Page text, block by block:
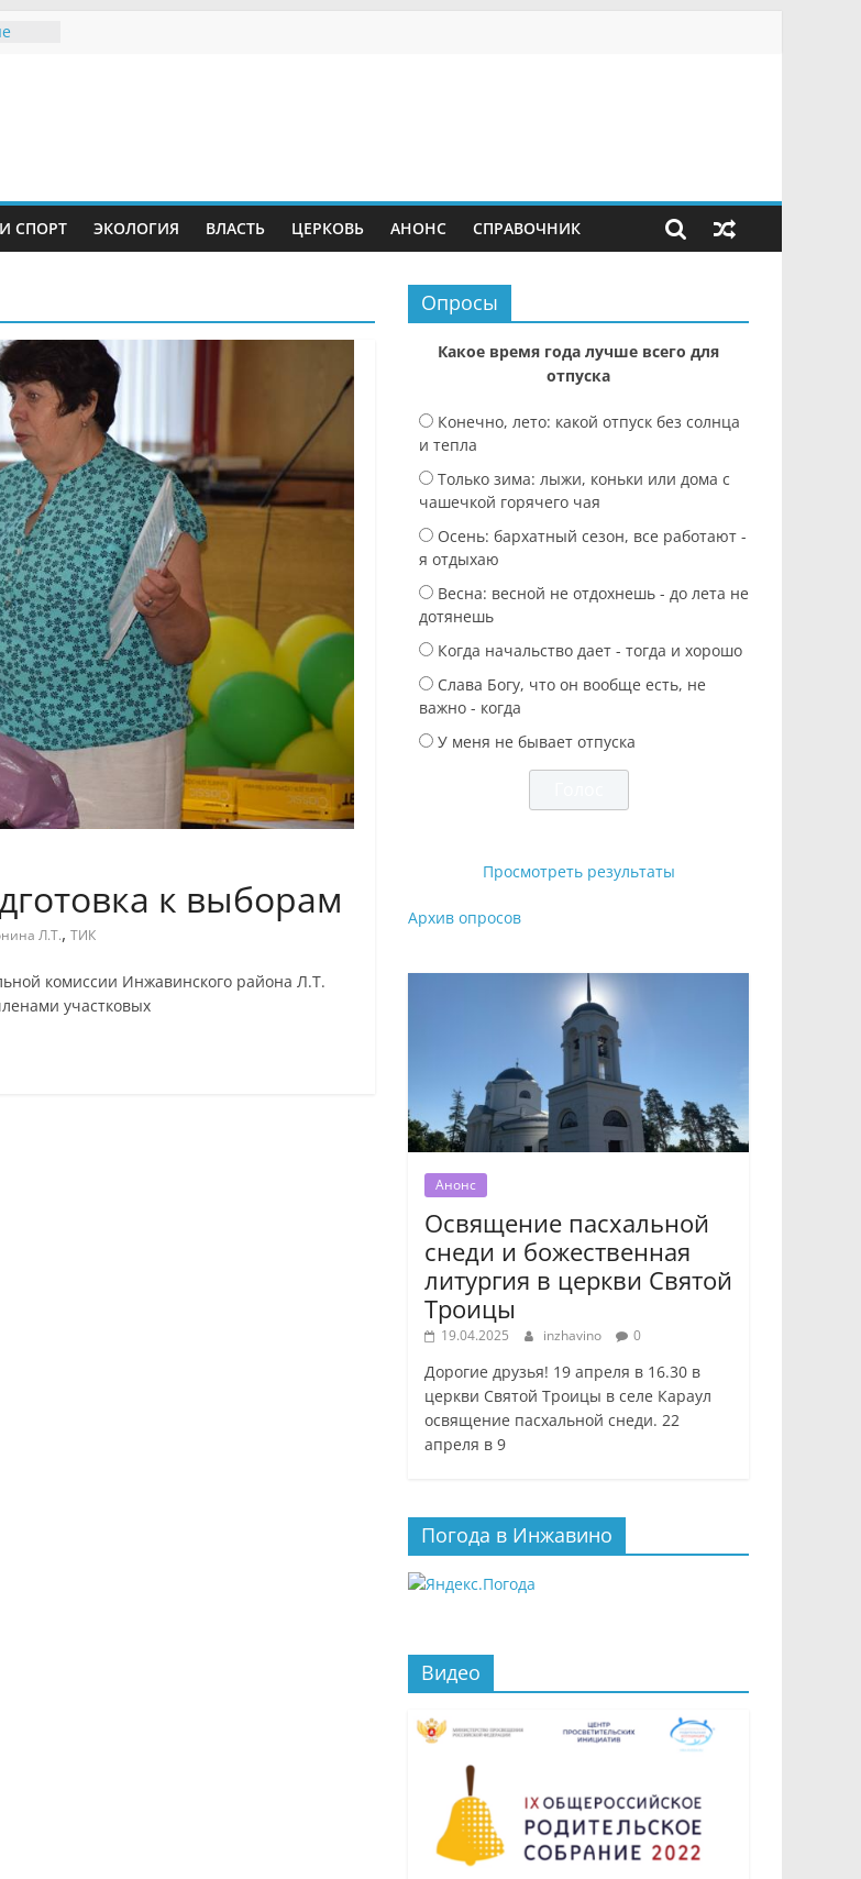
СПОРТ ЭКОЛОГИЯ ВЛАСТЬ ЦЕРКОВЬ АНОНС СПРАВОЧНИК
к выборам
Л.Т., ТИК
комиссии Инжавинского района Л.Т.
участковых
Опросы
Какое время года лучше всего для
отпуска
Конечно, лето: какой отпуск без солнца
и тепла
Только зима: лыжи, коньки или дома с
чашечкой горячего чая
Осень: бархатный сезон, все работают -
я отдыхаю
Весна: весной не отдохнешь - до лета не
дотянешь
Когда начальство дает - тогда и хорошо
Слава Богу, что он вообще есть, не
важно - когда
У меня не бывает отпуска
Просмотреть результаты
Архив опросов
Анонс
Освящение пасхальной
снеди и божественная
литургия в церкви Святой
Троицы
19.04.2025 inzhavino 0
Дорогие друзья! 19 апреля в 16.30 в
церкви Святой Троицы в селе Караул
освящение пасхальной снеди. 22
апреля в 9
Погода в Инжавино
Видео